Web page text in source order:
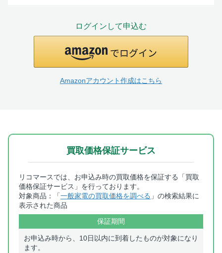
ログインして申込む
Amazonアカウント作成はこちら
買取価格保証サービス
リコマースでは、お申込み時の買取価格を保証する「買取
価格保証サービス」を行っております。
対象商品：「一般家電の買取価格を調べる 」の検索結果に
表示された商品
保証期間
お申込み時から、10日以内に到着したものが対象になり
ます。